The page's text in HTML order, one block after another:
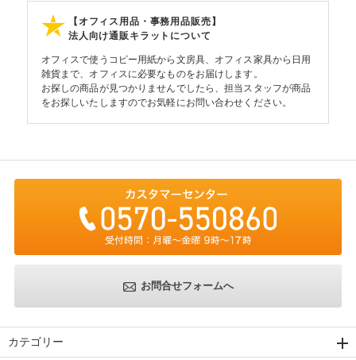
【オフィス用品・事務用品販売】
法人向け通販キラットについて
オフィスで使うコピー用紙から文房具、オフィス家具から日用
雑貨まで、オフィスに必要なものをお届けします。
お探しの商品が見つかりませんでしたら、担当スタッフが商品
をお探しいたしますのでお気軽にお問い合わせください。
お問合せフォームへ
カテゴリー